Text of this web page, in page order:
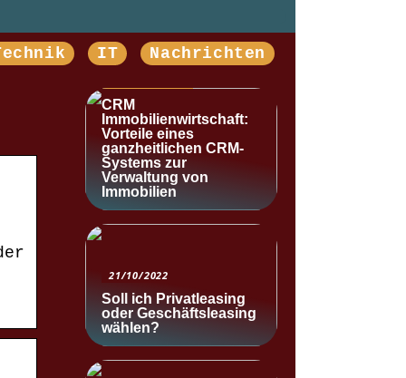
IT Nachrichten
CRM
Immobilienwirtschaft:
Vorteile eines
ganzheitlichen CRM-
Systems zur
Verwaltung von
Immobilien
21/10/2022
Soll ich Privatleasing
oder Geschäftsleasing
wählen?